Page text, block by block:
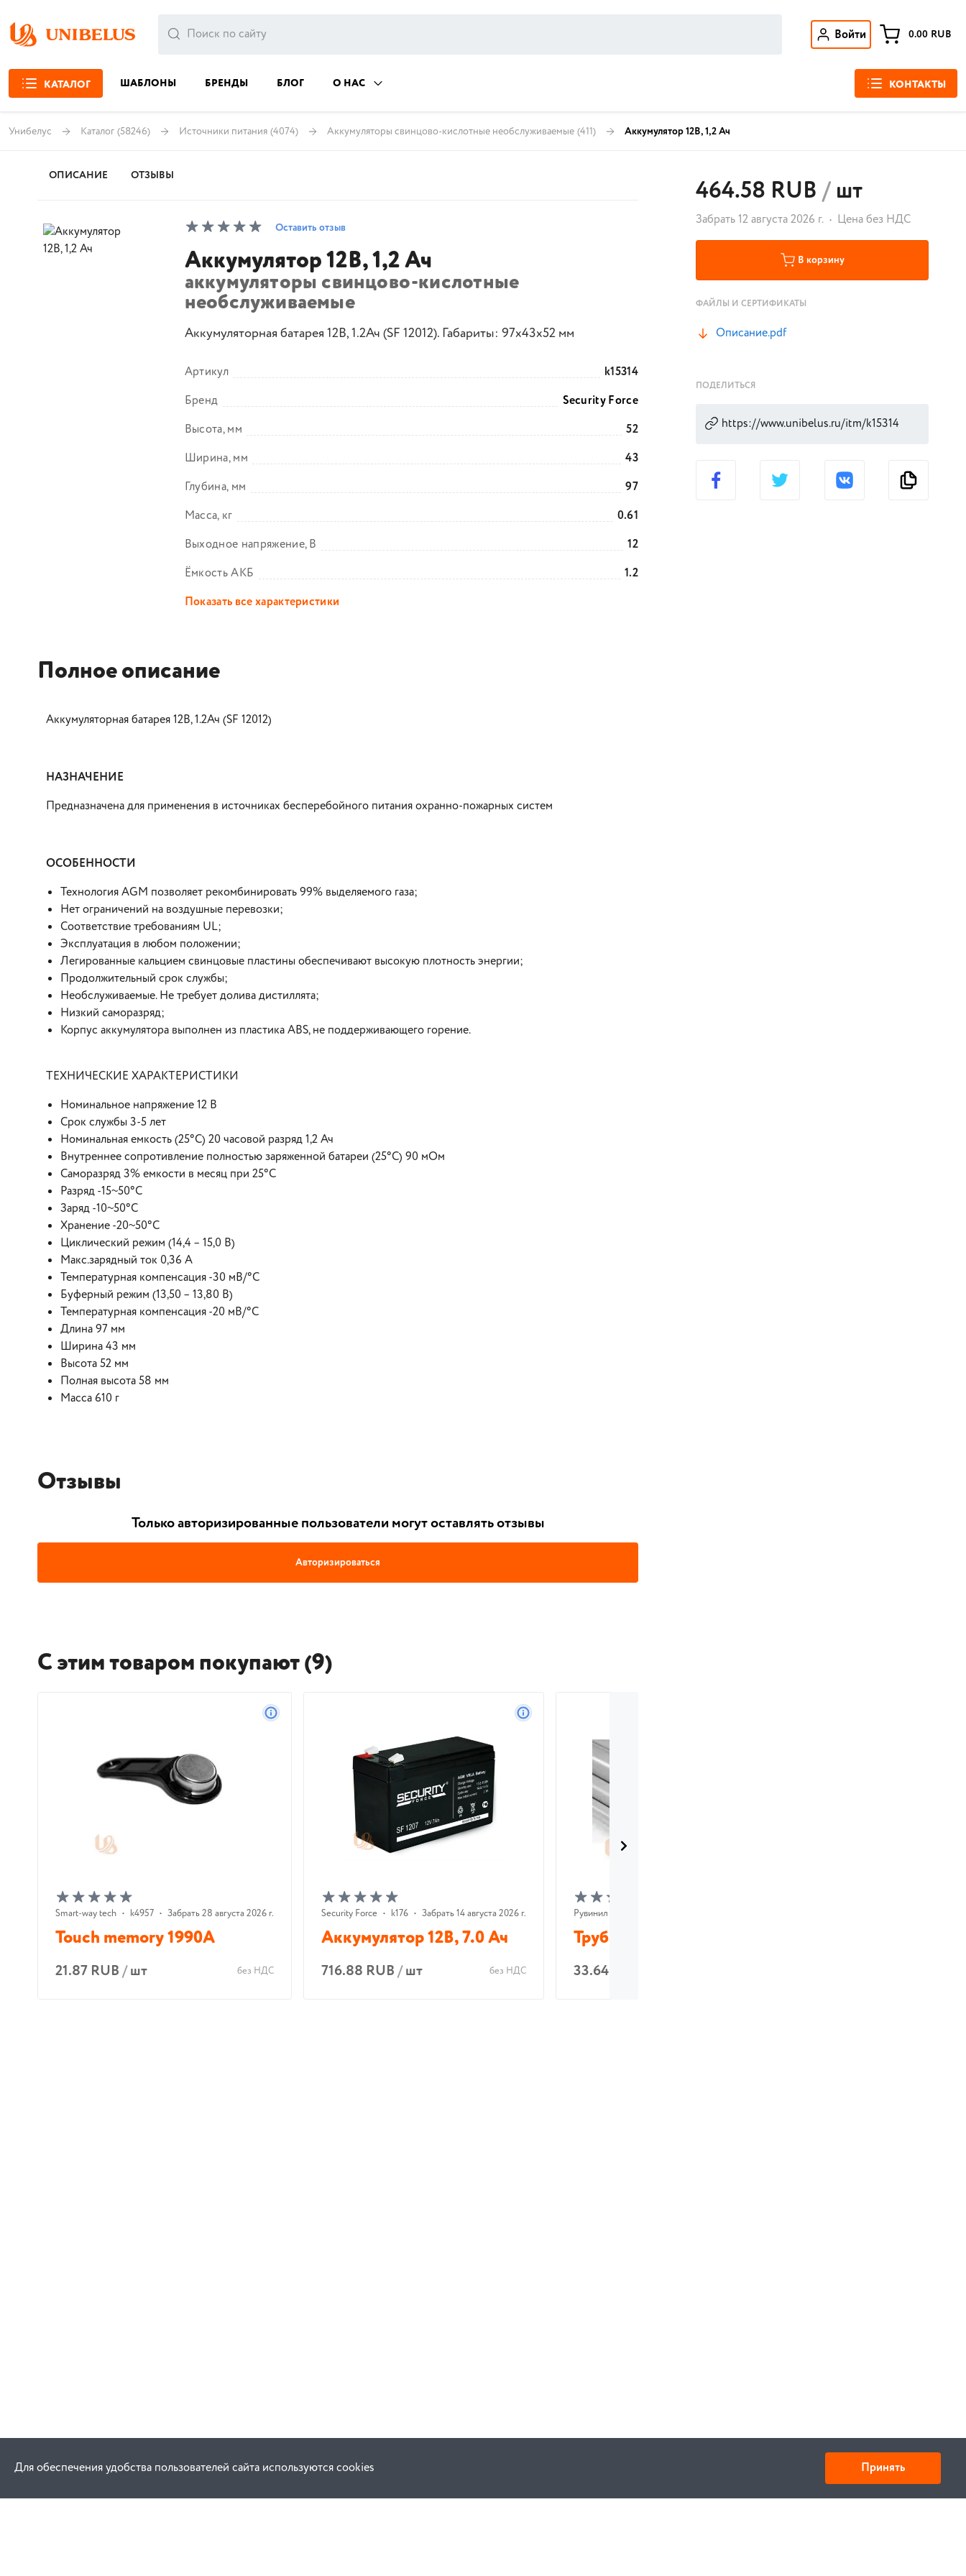
Войти 0.00 RUB
КАТАЛОГ ШАБЛОНЫ БРЕНДЫ БЛОГ О НАС КОНТАКТЫ
Унибелус Каталог (58246) Источники питания (4074) Аккумуляторы свинцово-кислотные необслуживаемые (411) Аккумулятор 12В, 1,2 Ач
ОПИСАНИЕ ОТЗЫВЫ
Оставить отзыв
Аккумулятор 12В, 1,2 Ач
аккумуляторы свинцово-кислотные
необслуживаемые
Аккумуляторная батарея 12В, 1.2Ач (SF 12012). Габариты: 97x43x52 мм
Артикул
k15314
Бренд
Security Force
Высота, мм
52
Ширина, мм
43
Глубина, мм
97
Масса, кг
0.61
Выходное напряжение, В
12
Ёмкость АКБ
1.2
Показать все характеристики
Полное описание
Аккумуляторная батарея 12В, 1.2Ач (SF 12012)
НАЗНАЧЕНИЕ
Предназначена для применения в источниках бесперебойного питания охранно-пожарных систем
ОСОБЕННОСТИ
Технология AGM позволяет рекомбинировать 99% выделяемого газа;
Нет ограничений на воздушные перевозки;
Соответствие требованиям UL;
Эксплуатация в любом положении;
Легированные кальцием свинцовые пластины обеспечивают высокую плотность энергии;
Продолжительный срок службы;
Необслуживаемые. Не требует долива дистиллята;
Низкий саморазряд;
Корпус аккумулятора выполнен из пластика ABS, не поддерживающего горение.
ТЕХНИЧЕСКИЕ ХАРАКТЕРИСТИКИ
Номинальное напряжение 12 В
Срок службы 3-5 лет
Номинальная емкость (25°С) 20 часовой разряд 1,2 Ач
Внутреннее сопротивление полностью заряженной батареи (25°С) 90 мОм
Саморазряд 3% емкости в месяц при 25°С
Разряд -15~50°C
Заряд -10~50°C
Хранение -20~50°C
Циклический режим (14,4 – 15,0 В)
Макс.зарядный ток 0,36 А
Температурная компенсация -30 мВ/°С
Буферный режим (13,50 – 13,80 В)
Температурная компенсация -20 мВ/°С
Длина 97 мм
Ширина 43 мм
Высота 52 мм
Полная высота 58 мм
Масса 610 г
Отзывы
Только авторизированные пользователи могут оставлять отзывы
Авторизироваться
С этим товаром покупают (9)
Smart-way tech • k4957 • Забрать 28 августа 2026 г.
Touch memory 1990A
21.87 RUB/шт без НДС
Security Force • k176 • Забрать 14 августа 2026 г.
Аккумулятор 12В, 7.0 Ач
716.88 RUB/шт без НДС
Рувинил
Труба 25
33.64 RUB
464.58 RUB/шт
Забрать 12 августа 2026 г. Цена без НДС
В корзину
ФАЙЛЫ И СЕРТИФИКАТЫ
Описание.pdf
ПОДЕЛИТЬСЯ
Для обеспечения удобства пользователей сайта используются cookies Принять